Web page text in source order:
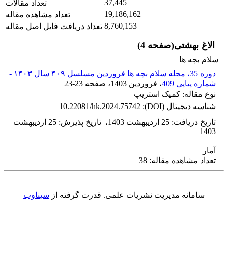
تعداد مقالات
37,445
تعداد مشاهده مقاله
19,186,162
تعداد دریافت فایل اصل مقاله 8,760,153
الاغ بهشتی(صفحه 4)
سلام بچه ها
دوره 35، مجله سلام بچه ها فروردین مسلسل ۴۰۹ سال ۱۴۰۳ -
شماره پیاپی 409
، فروردین 1403 ، صفحه 23-23
نوع مقاله: کمیک استریپ
شناسه دیجیتال (DOI):
10.22081/hk.2024.75742
تاریخ دریافت: 25 اردیبهشت 1403 ، تاریخ پذیرش:
25 اردیبهشت
1403
آمار
تعداد مشاهده مقاله: 38
سامانه مدیریت نشریات علمی. قدرت گرفته از سیناوب